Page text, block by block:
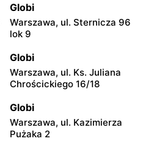
Globi
Warszawa, ul. Sternicza 96
lok 9
Globi
Warszawa, ul. Ks. Juliana
Chrościckiego 16/18
Globi
Warszawa, ul. Kazimierza
Pużaka 2